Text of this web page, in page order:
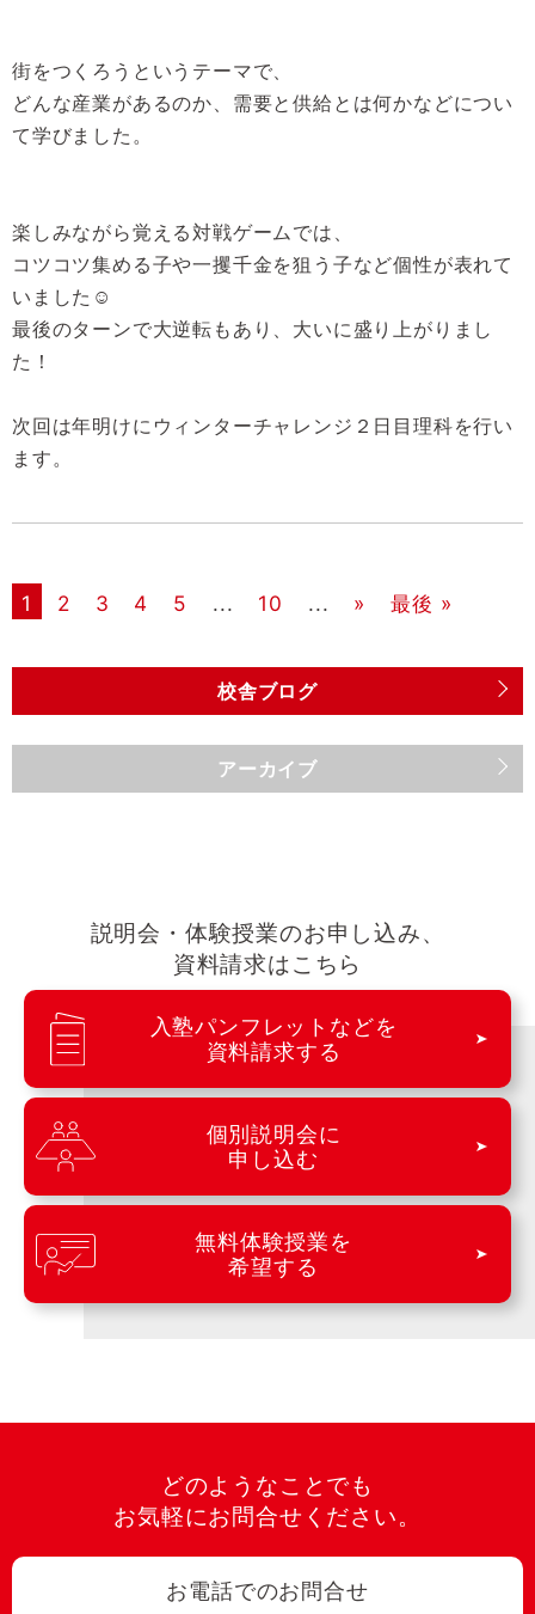
街をつくろうというテーマで、
どんな産業があるのか、需要と供給とは何かなどについ
て学びました。
楽しみながら覚える対戦ゲームでは、
コツコツ集める子や一攫千金を狙う子など個性が表れて
いました☺
最後のターンで大逆転もあり、大いに盛り上がりまし
た！
次回は年明けにウィンターチャレンジ２日目理科を行い
ます。
1 2 3 4 5 ... 10 ... » 最後 »
校舎ブログ
アーカイブ
説明会・体験授業のお申し込み、
資料請求はこちら
入塾パンフレットなどを
資料請求する
個別説明会に
申し込む
無料体験授業を
希望する
どのようなことでも
お気軽にお問合せください。
お電話でのお問合せ